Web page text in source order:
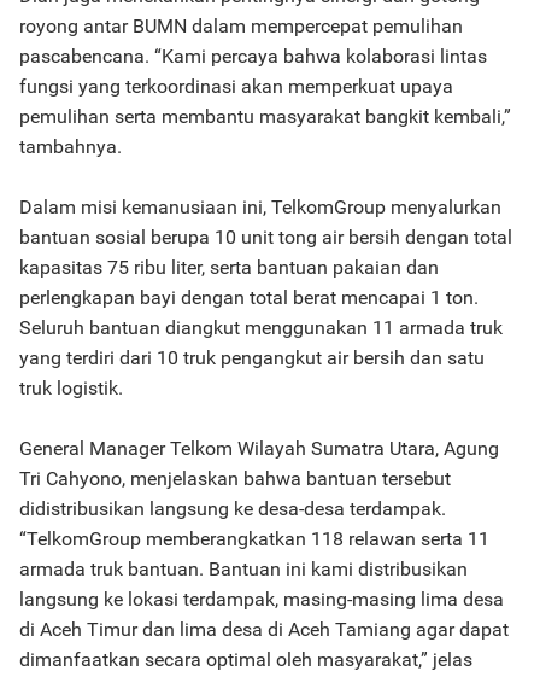
royong antar BUMN dalam mempercepat pemulihan
pascabencana. “Kami percaya bahwa kolaborasi lintas
fungsi yang terkoordinasi akan memperkuat upaya
pemulihan serta membantu masyarakat bangkit kembali,”
tambahnya.
Dalam misi kemanusiaan ini, TelkomGroup menyalurkan
bantuan sosial berupa 10 unit tong air bersih dengan total
kapasitas 75 ribu liter, serta bantuan pakaian dan
perlengkapan bayi dengan total berat mencapai 1 ton.
Seluruh bantuan diangkut menggunakan 11 armada truk
yang terdiri dari 10 truk pengangkut air bersih dan satu
truk logistik.
General Manager Telkom Wilayah Sumatra Utara, Agung
Tri Cahyono, menjelaskan bahwa bantuan tersebut
didistribusikan langsung ke desa-desa terdampak.
“TelkomGroup memberangkatkan 118 relawan serta 11
armada truk bantuan. Bantuan ini kami distribusikan
langsung ke lokasi terdampak, masing-masing lima desa
di Aceh Timur dan lima desa di Aceh Tamiang agar dapat
dimanfaatkan secara optimal oleh masyarakat,” jelas